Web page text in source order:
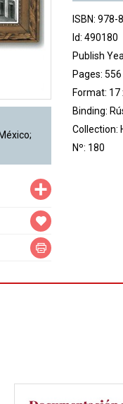
ISBN:
Id: 490180
Publish
Pages: 556
Format: 17
Binding:
Collection:
Nº: 180